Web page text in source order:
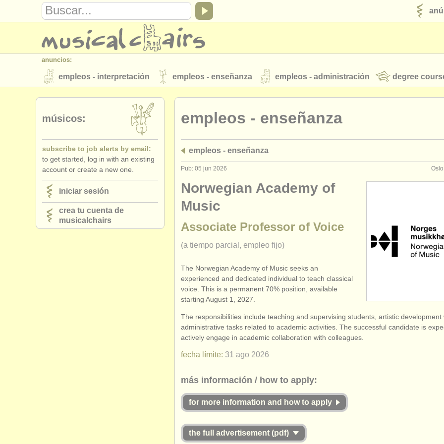
anuncios:
empleos - interpretación empleos - enseñanza empleos - administración degree
instrumentos en venta instrumentos robados
directorios:
musicalchairs:
acerca de musicalchairs contáctenos
editor:
anúnciese con nosotros find out about our
empleos - enseñanza
empleos - enseñanza
Pub: 05 jun 2026
Norwegian Academy of
Music
Associate Professor of Voice
(a tiempo parcial, empleo fijo)
The Norwegian Academy of Music seeks an
experienced and dedicated individual to teach classical
voice. This is a permanent 70% position, available
starting August 1, 2027.
The responsibilities include teaching and supervising students, artistic development
administrative tasks related to academic activities. The successful candidate is
actively engage in academic collaboration with colleagues.
fecha límite: 31 ago 2026
más información / how to apply:
for more information and how to apply
the full advertisement (pdf)
músicos:
subscribe to job alerts by email:
to get started, log in with an existing
account or create a new one.
iniciar sesión
crea tu cuenta de
musicalchairs